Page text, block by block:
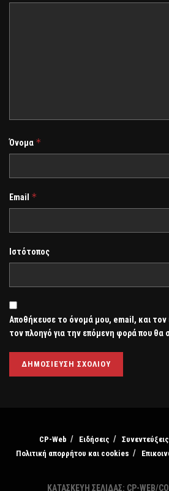
Όνομα *
Email *
Ιστότοπος
Αποθήκευσε το όνομά μου, email, και
τον πλοηγό για την επόμενη φορά που θα
CP-Web Ειδήσεις Συνεντεύξεις
Πολιτική απορρήτου και cookies
ΚΑΤΑΣΚΕΥΗ ΣΕΛΙΔΑΣ: CP-WEB/